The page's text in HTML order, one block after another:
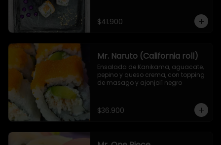
$41.900
Mr. Naruto (California roll)
Ensalada de Kanikama, aguacate,
pepino y queso crema, con topping
de masago y ajonjolí negro
$36.900